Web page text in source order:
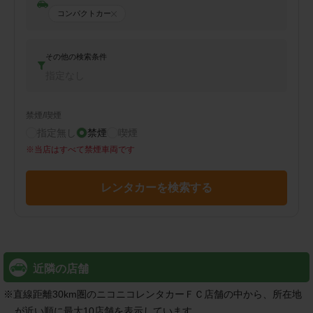
コンパクトカー
その他の検索条件
禁煙/喫煙
指定無し 禁煙 喫煙
※ 当店はすべて禁煙車両です
レンタカーを検索する
近隣の店舗
※直線距離30km圏のニコニコレンタカーＦＣ店舗の中から、所在地